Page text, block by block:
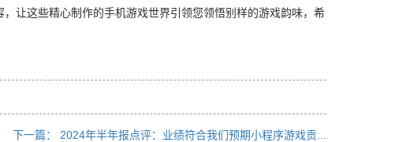
这些精心制作的手机游戏世界引领您领悟别样的游戏韵味，希
下一篇： 2024年半年报点评：业绩符合我们预期小程序游戏贡...